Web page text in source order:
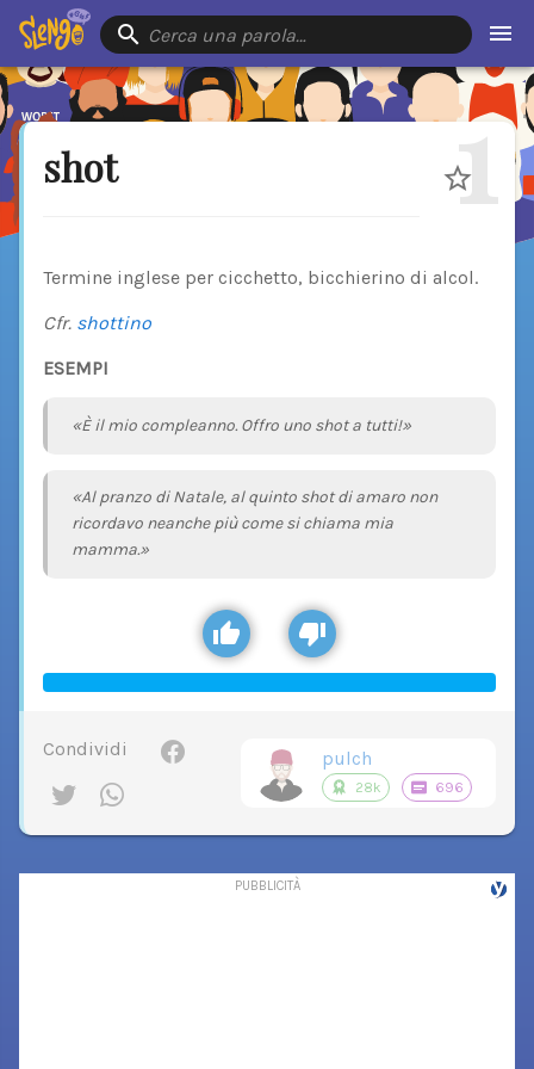
Cerca una parola…
shot 1
Termine inglese per cicchetto, bicchierino di alcol.
Cfr. shottino
ESEMPI
«È il mio compleanno. Offro uno shot a tutti!»
«Al pranzo di Natale, al quinto shot di amaro non
ricordavo neanche più come si chiama mia
mamma.»
Condividi pulch
28k 696